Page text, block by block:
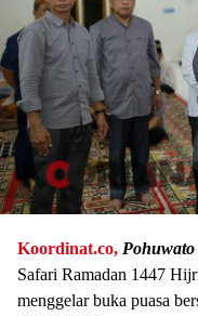
Koordinat.co, Pohuwato
Safari Ramadan 1447
menggelar buka puasa